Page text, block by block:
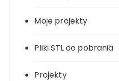
Moje projekty
Pliki STL do pobrania
Projekty